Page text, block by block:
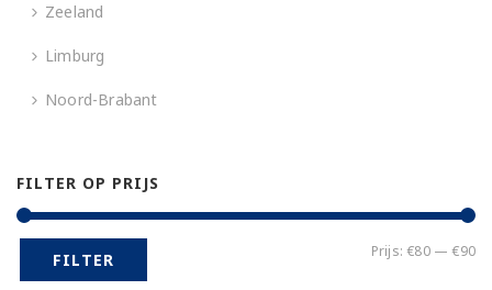
Zeeland
Limburg
Noord-Brabant
FILTER OP PRIJS
FILTER Prijs:€80—€90